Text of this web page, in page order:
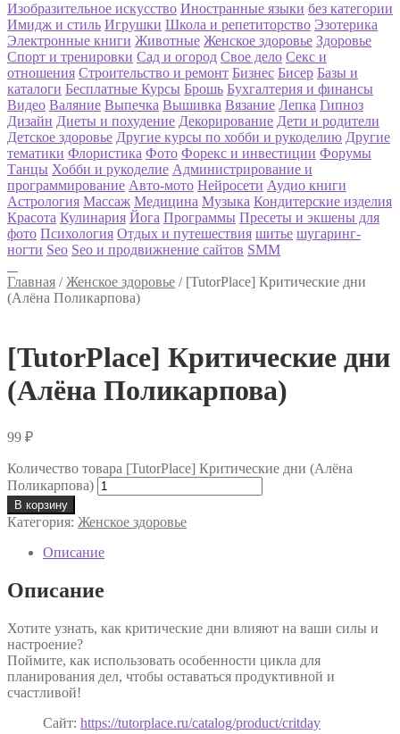
Изобразительное искусство Иностранные языки без категории
Имидж и стиль Игрушки Школа и репетиторство Эзотерика
Электронные книги Животные Женское здоровье Здоровье
Спорт и тренировки Сад и огород Свое дело Секс и
отношения Строительство и ремонт Бизнес Бисер Базы и
каталоги Бесплатные Курсы Брошь Бухгалтерия и финансы
Видео Валяние Выпечка Вышивка Вязание Лепка Гипноз
Дизайн Диеты и похудение Декорирование Дети и родители
Детское здоровье Другие курсы по хобби и рукоделию Другие
тематики Флористика Фото Форекс и инвестиции Форумы
Танцы Хобби и рукоделие Администрирование и
программирование Авто-мото Нейросети Аудио книги
Астрология Массаж Медицина Музыка Кондитерские изделия
Красота Кулинария Йога Программы Пресеты и экшены для
фото Психология Отдых и путешествия шитье шугаринг-
ногти Seo Seo и продвижнение сайтов SMM
Главная /Женское здоровье / [TutorPlace] Критические дни
(Алёна Поликарпова)
[TutorPlace] Критические дни
(Алёна Поликарпова)
99 ₽
Количество товара [TutorPlace] Критические дни (Алёна
Поликарпова)
В корзину
Категория: Женское здоровье
Описание
Описание
Хотите узнать, как критические дни влияют на ваши силы и
настроение?
Поймите, как использовать особенности цикла для
планирования дел, чтобы оставаться продуктивной и
счастливой!
Сайт: https://tutorplace.ru/catalog/product/critday